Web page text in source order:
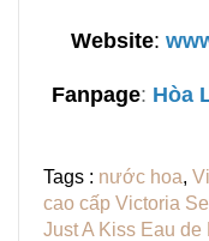
Website:
Fanpage: Hòa
Tags : nước hoa,
cao cấp Victoria
Just A Kiss Eau de